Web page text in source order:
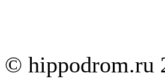
© hippodrom.ru